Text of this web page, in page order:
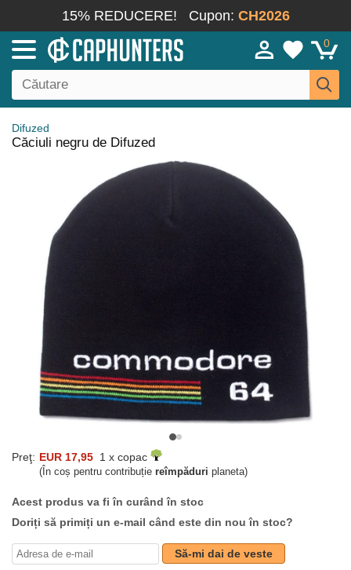
15% REDUCERE! Cupon: CH2026
0
Difuzed
Căciuli negru de Difuzed
Preţ: EUR 17,95 1 x copac
(În coș pentru contribuție reîmpăduri planeta)
Acest produs va fi în curând în stoc
Doriți să primiți un e-mail când este din nou în stoc?
Să-mi dai de veste